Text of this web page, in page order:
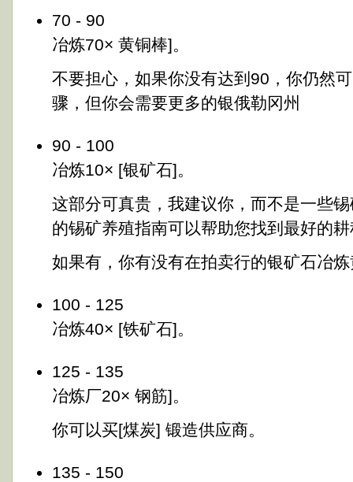
70 - 90
冶炼70× 黄铜棒]。
不要担心，如果你没有达到90，你仍然
骤，但你会需要更多的银俄勒冈州
90 - 100
冶炼10× [银矿石]。
这部分可真贵，我建议你，而不是一些
的锡矿养殖指南可以帮助您找到最好的
如果有，你有没有在拍卖行的银矿石冶
100 - 125
冶炼40× [铁矿石]。
125 - 135
冶炼厂20× 钢筋]。
你可以买[煤炭] 锻造供应商。
135 - 150